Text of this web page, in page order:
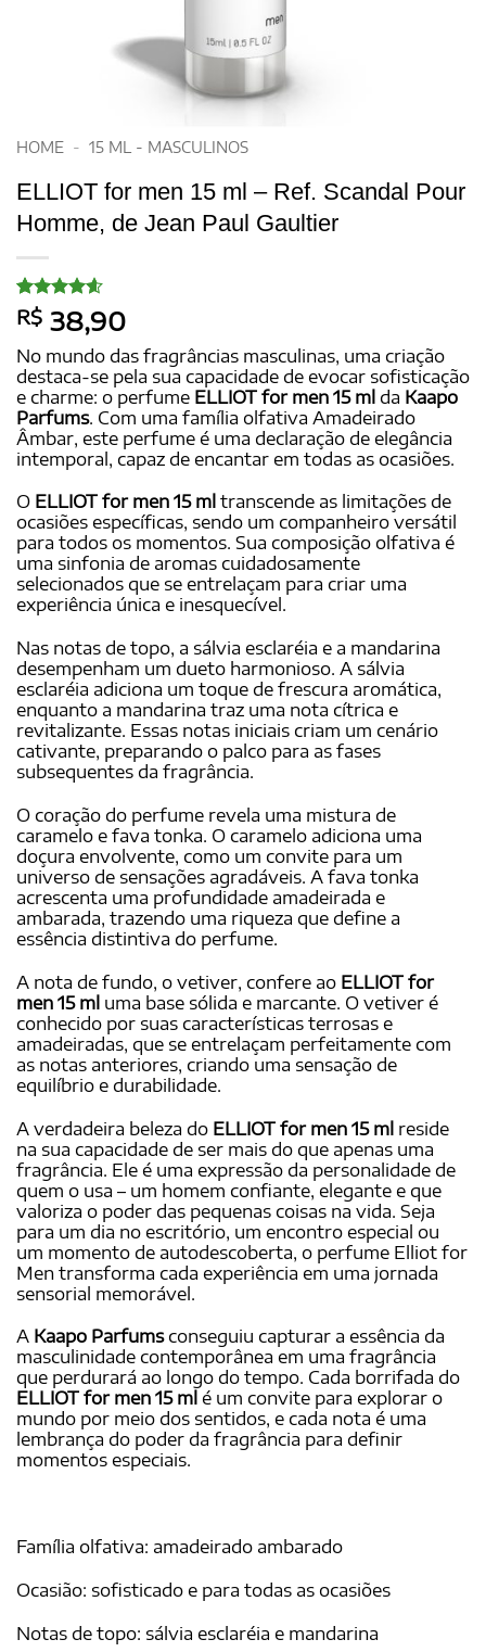
HOME - 15 ML - MASCULINOS
ELLIOT for men 15 ml – Ref. Scandal Pour
Homme, de Jean Paul Gaultier
Avaliado
como4.6
de 5, com
baseado
em
15
avaliações
de clientes
R$ 38,90
No mundo das fragrâncias masculinas, uma criação
destaca-se pela sua capacidade de evocar sofisticação
e charme: o perfume ELLIOT for men 15 ml da Kaapo
Parfums. Com uma família olfativa Amadeirado
Âmbar, este perfume é uma declaração de elegância
intemporal, capaz de encantar em todas as ocasiões.
O ELLIOT for men 15 ml transcende as limitações de
ocasiões específicas, sendo um companheiro versátil
para todos os momentos. Sua composição olfativa é
uma sinfonia de aromas cuidadosamente
selecionados que se entrelaçam para criar uma
experiência única e inesquecível.
Nas notas de topo, a sálvia esclaréia e a mandarina
desempenham um dueto harmonioso. A sálvia
esclaréia adiciona um toque de frescura aromática,
enquanto a mandarina traz uma nota cítrica e
revitalizante. Essas notas iniciais criam um cenário
cativante, preparando o palco para as fases
subsequentes da fragrância.
O coração do perfume revela uma mistura de
caramelo e fava tonka. O caramelo adiciona uma
doçura envolvente, como um convite para um
universo de sensações agradáveis. A fava tonka
acrescenta uma profundidade amadeirada e
ambarada, trazendo uma riqueza que define a
essência distintiva do perfume.
A nota de fundo, o vetiver, confere ao ELLIOT for
men 15 ml uma base sólida e marcante. O vetiver é
conhecido por suas características terrosas e
amadeiradas, que se entrelaçam perfeitamente com
as notas anteriores, criando uma sensação de
equilíbrio e durabilidade.
A verdadeira beleza do ELLIOT for men 15 ml reside
na sua capacidade de ser mais do que apenas uma
fragrância. Ele é uma expressão da personalidade de
quem o usa – um homem confiante, elegante e que
valoriza o poder das pequenas coisas na vida. Seja
para um dia no escritório, um encontro especial ou
um momento de autodescoberta, o perfume Elliot for
Men transforma cada experiência em uma jornada
sensorial memorável.
A Kaapo Parfumsconseguiu capturar a essência da
masculinidade contemporânea em uma fragrância
que perdurará ao longo do tempo. Cada borrifada do
ELLIOT for men 15 ml é um convite para explorar o
mundo por meio dos sentidos, e cada nota é uma
lembrança do poder da fragrância para definir
momentos especiais.
Família olfativa: amadeirado ambarado
Ocasião: sofisticado e para todas as ocasiões
Notas de topo: sálvia esclaréia e mandarina